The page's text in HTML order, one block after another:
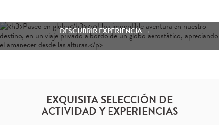
DESCUBRIR EXPERIENCIA →
EXQUISITA SELECCIÓN DE
ACTIVIDAD Y EXPERIENCIAS